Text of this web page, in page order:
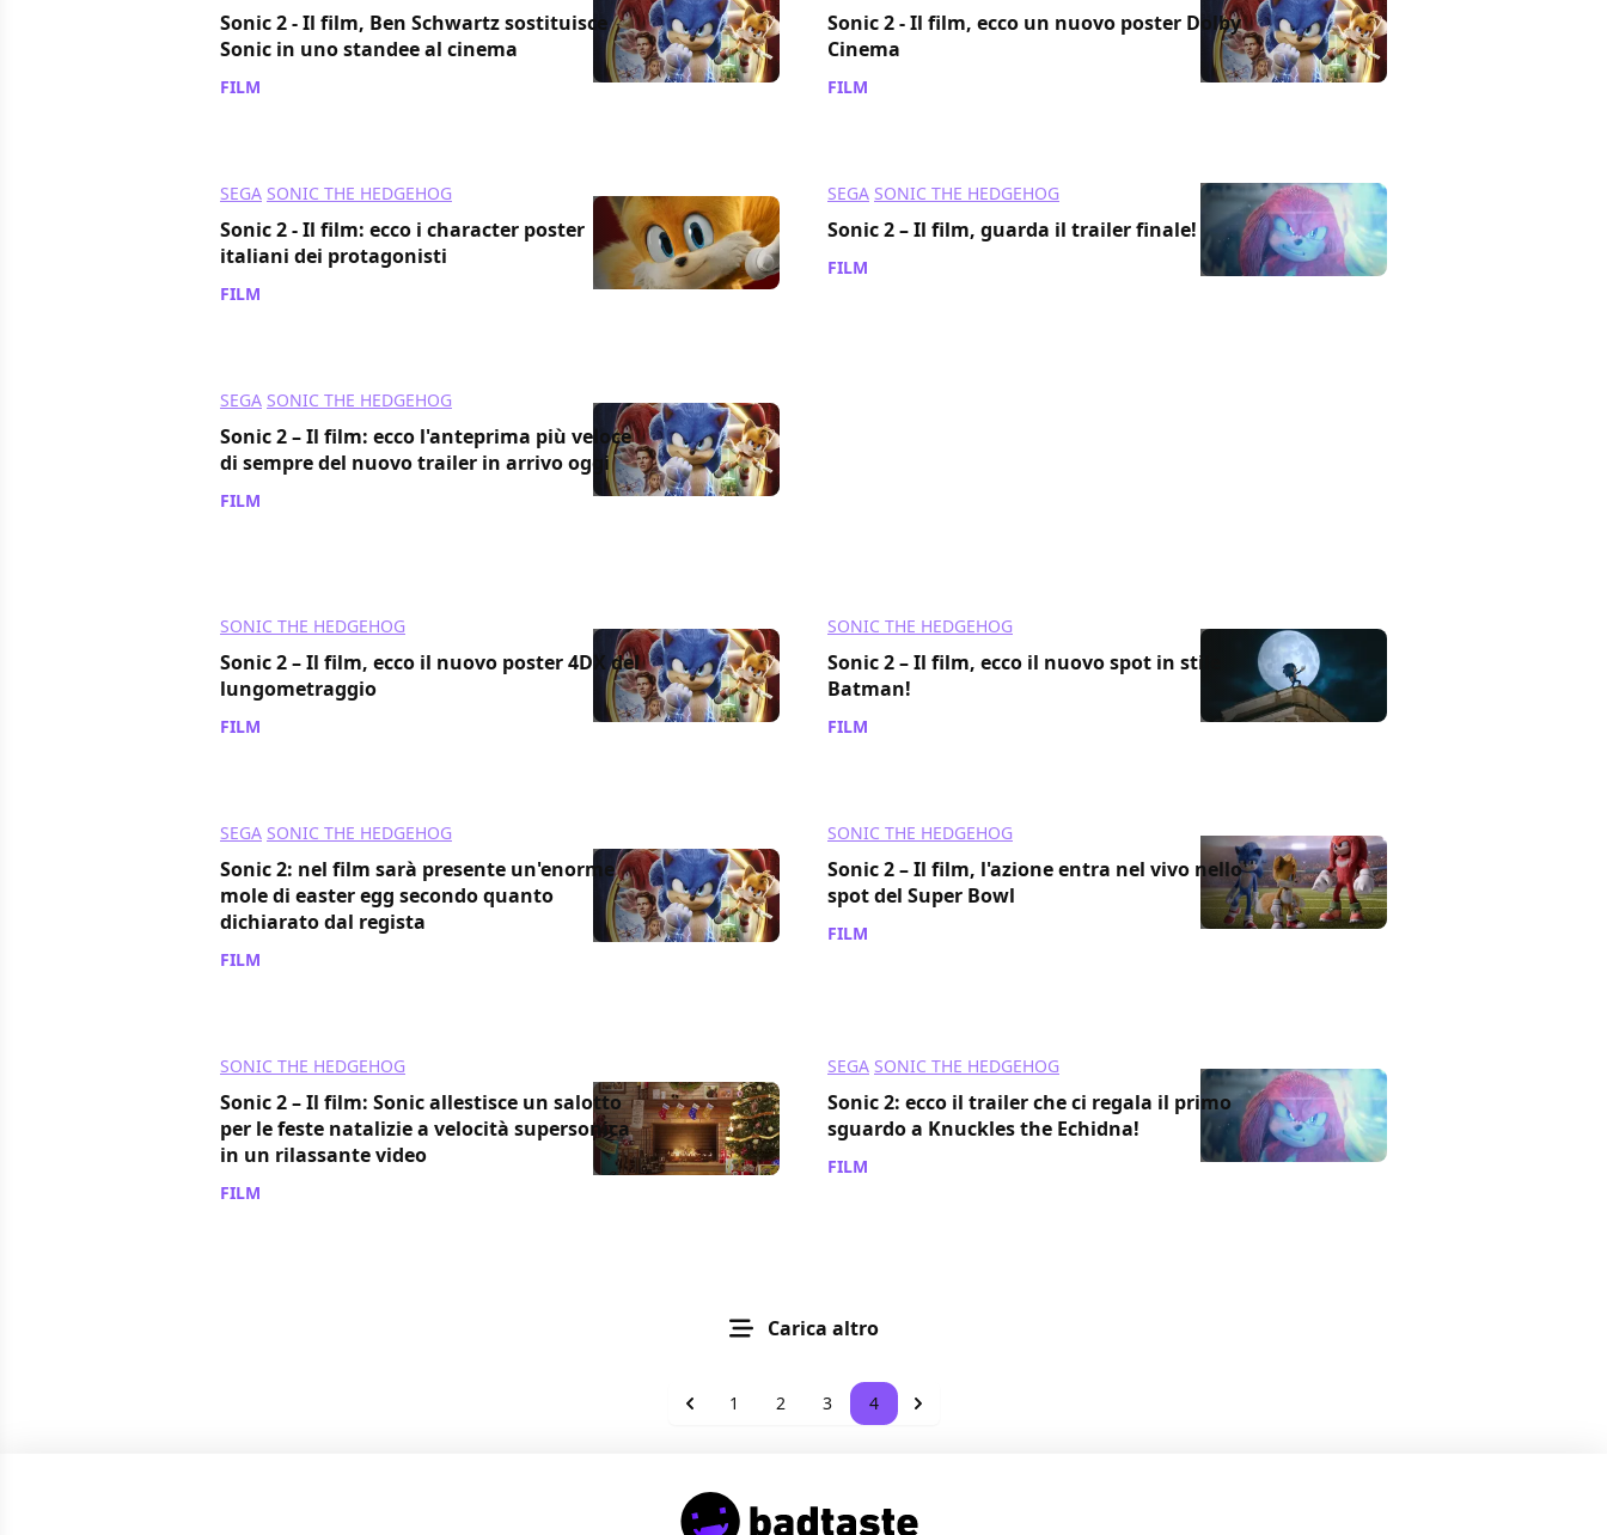
Sonic 2 - Il film, Ben Schwartz sostituisce
Sonic in uno standee al cinema
FILM
Sonic 2 - Il film, ecco un nuovo poster Dolby
Cinema
FILM
SEGA SONIC THE HEDGEHOG
Sonic 2 - Il film: ecco i character poster
italiani dei protagonisti
FILM
SEGA SONIC THE HEDGEHOG
Sonic 2 – Il film, guarda il trailer finale!
FILM
SEGA SONIC THE HEDGEHOG
Sonic 2 – Il film: ecco l'anteprima più veloce
di sempre del nuovo trailer in arrivo oggi
FILM
SONIC THE HEDGEHOG
Sonic 2 – Il film, ecco il nuovo poster 4DX del
lungometraggio
FILM
SONIC THE HEDGEHOG
Sonic 2 – Il film, ecco il nuovo spot in stile
Batman!
FILM
SEGA SONIC THE HEDGEHOG
Sonic 2: nel film sarà presente un'enorme
mole di easter egg secondo quanto
dichiarato dal regista
FILM
SONIC THE HEDGEHOG
Sonic 2 – Il film, l'azione entra nel vivo nello
spot del Super Bowl
FILM
SONIC THE HEDGEHOG
Sonic 2 – Il film: Sonic allestisce un salotto
per le feste natalizie a velocità supersonica
in un rilassante video
FILM
SEGA SONIC THE HEDGEHOG
Sonic 2: ecco il trailer che ci regala il primo
sguardo a Knuckles the Echidna!
FILM
Carica altro
1 2 3 4